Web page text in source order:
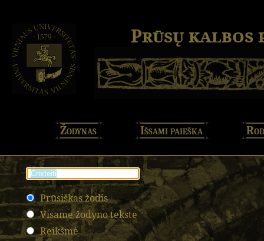
Prūsų kalbos
Žodynas Išsami paieška
Prūsiškas žodis
Visame žodyno tekste
Reikšmė